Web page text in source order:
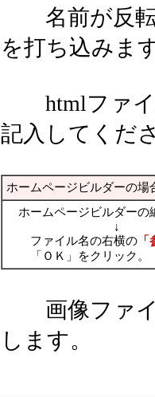
名前が反転
を打ち込みます
htmlファイ
記入してくだ
ホームページビルダーの場
ホームページビルダーの
↓
ファイル名の右横の「
「ＯＫ」をクリック。
画像ファイ
します。